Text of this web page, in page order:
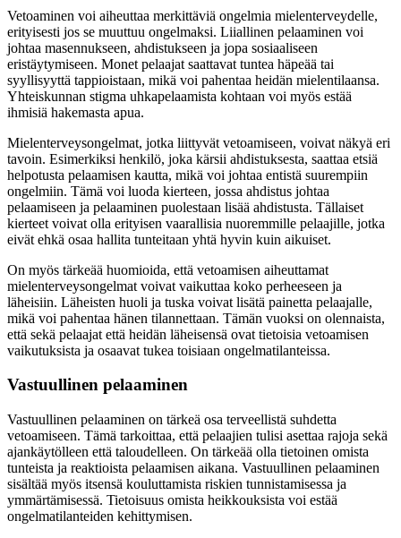
Vetoaminen voi aiheuttaa merkittäviä ongelmia mielenterveydelle,
erityisesti jos se muuttuu ongelmaksi. Liiallinen pelaaminen voi
johtaa masennukseen, ahdistukseen ja jopa sosiaaliseen
eristäytymiseen. Monet pelaajat saattavat tuntea häpeää tai
syyllisyyttä tappioistaan, mikä voi pahentaa heidän mielentilaansa.
Yhteiskunnan stigma uhkapelaamista kohtaan voi myös estää
ihmisiä hakemasta apua.
Mielenterveysongelmat, jotka liittyvät vetoamiseen, voivat näkyä eri
tavoin. Esimerkiksi henkilö, joka kärsii ahdistuksesta, saattaa etsiä
helpotusta pelaamisen kautta, mikä voi johtaa entistä suurempiin
ongelmiin. Tämä voi luoda kierteen, jossa ahdistus johtaa
pelaamiseen ja pelaaminen puolestaan lisää ahdistusta. Tällaiset
kierteet voivat olla erityisen vaarallisia nuoremmille pelaajille, jotka
eivät ehkä osaa hallita tunteitaan yhtä hyvin kuin aikuiset.
On myös tärkeää huomioida, että vetoamisen aiheuttamat
mielenterveysongelmat voivat vaikuttaa koko perheeseen ja
läheisiin. Läheisten huoli ja tuska voivat lisätä painetta pelaajalle,
mikä voi pahentaa hänen tilannettaan. Tämän vuoksi on olennaista,
että sekä pelaajat että heidän läheisensä ovat tietoisia vetoamisen
vaikutuksista ja osaavat tukea toisiaan ongelmatilanteissa.
Vastuullinen pelaaminen
Vastuullinen pelaaminen on tärkeä osa terveellistä suhdetta
vetoamiseen. Tämä tarkoittaa, että pelaajien tulisi asettaa rajoja sekä
ajankäytölleen että taloudelleen. On tärkeää olla tietoinen omista
tunteista ja reaktioista pelaamisen aikana. Vastuullinen pelaaminen
sisältää myös itsensä kouluttamista riskien tunnistamisessa ja
ymmärtämisessä. Tietoisuus omista heikkouksista voi estää
ongelmatilanteiden kehittymisen.